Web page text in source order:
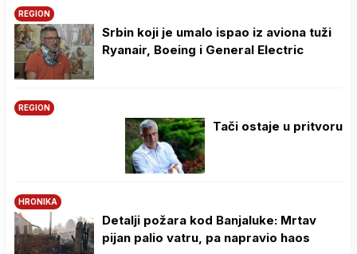
REGION
Srbin koji je umalo ispao iz aviona tuži
Ryanair, Boeing i General Electric
REGION
Tači ostaje u pritvoru
HRONIKA
Detalji požara kod Banjaluke: Mrtav
pijan palio vatru, pa napravio haos